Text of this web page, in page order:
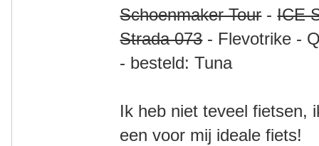
Schoenmaker Tour-ICE
Strada 073- Flevotrike -
- besteld: Tuna
Ik heb niet teveel fietsen,
een voor mij ideale fiets!